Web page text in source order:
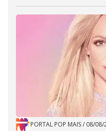
PORTAL POP MAIS/ 08/08/